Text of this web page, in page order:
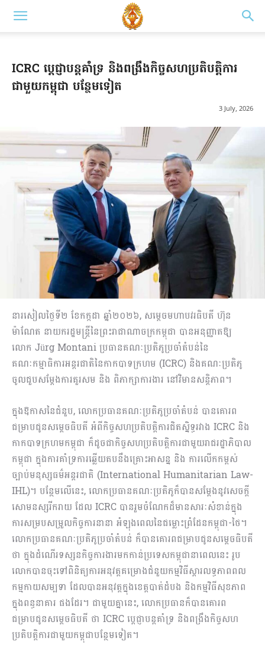
ICRC ប្ដេជ្ញាបន្តគាំទ្រ និងពង្រឹងកិច្ចសហប្រតិបត្តិការ
ជាមួយកម្ពុជា បន្ថែមទៀត
3 July, 2026
នារសៀលថ្ងៃទី២ ខែកក្កដា ឆ្នាំ២០២៦, សម្តេចមហាបវរធិបតី ហ៊ុន
ម៉ាណែត នាយករដ្ឋមន្ត្រីនៃព្រះរាជាណាចក្រកម្ពុជា បានអនុញ្ញាតឱ្យ
លោក Jürg Montani ប្រធានគណៈប្រតិភូប្រចាំតំបន់នៃ
គណៈកម្មាធិការអន្តរជាតិនៃកាកបាទក្រហម (ICRC) និងគណៈប្រតិភូ
ចូលជួបសម្តែងការគួរសម និង ពិភាក្សាការងារ នៅវិមានសន្តិភាព។
ក្នុងឱកាសនៃជំនួប, លោកប្រធានគណៈប្រតិភូប្រចាំតំបន់ បានគោរព
ជម្រាបជូនសម្ដេចធិបតី អំពីកិច្ចសហប្រតិបត្តិការជិតស្និទ្ធរវាង ICRC និង
កាកបាទក្រហមកម្ពុជា ក៏ដូចជាកិច្ចសហប្រតិបត្តិការជាមួយរាជរដ្ឋាភិបាល
កម្ពុជា ក្នុងការគាំទ្រការឆ្លើយតបនឹងគ្រោះអាសន្ន និង ការលើកកម្ពស់
ច្បាប់មនុស្សធម៌អន្តរជាតិ (International Humanitarian Law-
IHL)។ បន្ថែមលើនេះ, លោកប្រធានគណៈប្រតិភូក៏បានសម្ដែងនូវសេចក្ដី
សោមនស្សរីករាយ ដែល ICRC បានរួមចំណែកដ៏មានសារៈសំខាន់ក្នុង
ការសម្របសម្រួលកិច្ចការនានា​ អំឡុងពេលនៃជម្លោះព្រំដែនកម្ពុជា-ថៃ។
លោកប្រធានគណៈប្រតិភូប្រចាំតំបន់ ក៏បានគោរពជម្រាបជូនសម្ដេចធិបតី
ថា ក្នុងដំណើរទស្សនកិច្ចការងារមកកាន់ប្រទេសកម្ពុជានាពេលនេះ រូប
លោកបានចុះទៅពិនិត្យការអនុវត្តគម្រោងជំនួយកម្មវិធីស្តារលទ្ធភាពពល
កម្មកាយសម្បទា ដែលបានអនុវត្តក្នុងខេត្តបាត់ដំបង និងកម្មវិធីសុខភាព
ក្នុងពន្ធនាគារ ផងដែរ។ ជាមួយគ្នានេះ, លោកប្រធានក៏បានគោរព
ជម្រាបជូនសម្ដេចធិបតី​ ថា ICRC ប្ដេជ្ញាបន្តគាំទ្រ និងពង្រឹងកិច្ចសហ
ប្រតិបត្តិការជាមួយកម្ពុជាបន្ថែមទៀត។